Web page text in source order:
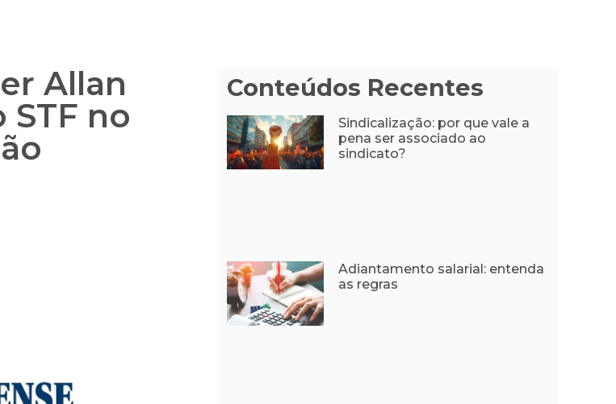
Allan
no
Conteúdos Recentes
Sindicalização: por que vale a
pena ser associado ao
sindicato?
Adiantamento salarial: entenda
as regras